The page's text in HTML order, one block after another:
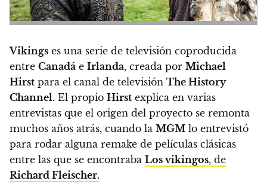
Vikings es una serie de televisión coproducida
entre Canadá e Irlanda, creada por Michael
Hirst para el canal de televisión The History
Channel. El propio Hirst explica en varias
entrevistas que el origen del proyecto se remonta
muchos años atrás, cuando la MGM lo entrevistó
para rodar alguna remake de películas clásicas
entre las que se encontraba Los vikingos, de
Richard Fleischer.